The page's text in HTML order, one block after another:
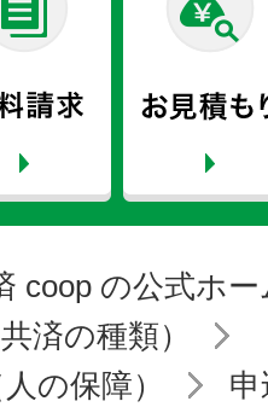
coop の公式ホ
済の種類）
の保障）